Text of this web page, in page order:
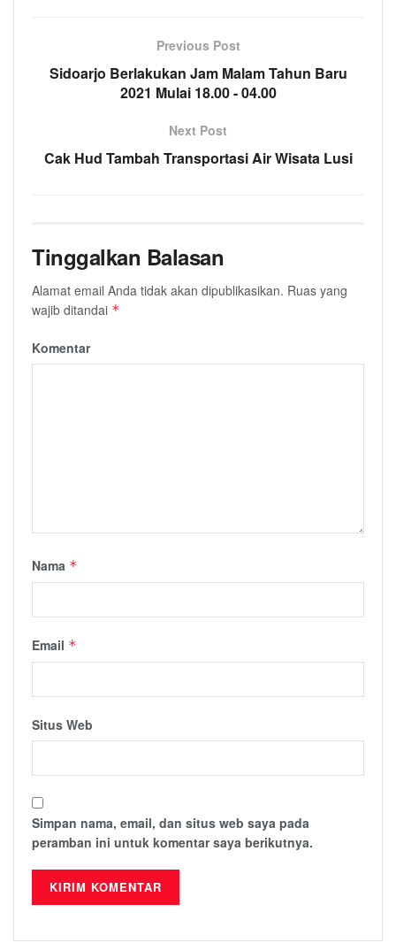
Previous Post
Sidoarjo Berlakukan Jam Malam Tahun Baru
2021 Mulai 18.00 - 04.00
Next Post
Cak Hud Tambah Transportasi Air Wisata Lusi
Tinggalkan Balasan
Alamat email Anda tidak akan dipublikasikan. Ruas yang
wajib ditandai *
Komentar
Nama *
Email *
Situs Web
Simpan nama, email, dan situs web saya pada
peramban ini untuk komentar saya berikutnya.